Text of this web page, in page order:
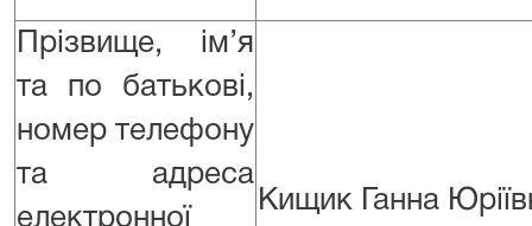
Прізвище, ім’я
та по батькові,
номер телефону
та адреса
електронної
Кищик Ганна